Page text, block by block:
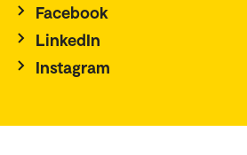
Facebook
LinkedIn
Instagram